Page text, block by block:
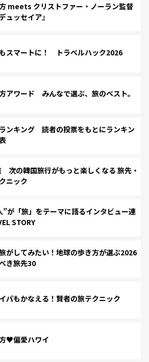
meets クリストファー・ノーラン監督
ュッセイア』
スマートに！ トラベルハック2026
アワード みんなで選ぶ、旅のベスト。
ンキング 読者の投票をもとにランキン
次の韓国旅行がもっと楽しくなる 旅先・
ニック
”が「旅」をテーマに語るインタビュー連
STORY
がしてみたい！地球の歩き方が選ぶ2026
き旅先30
パもかなえる！賢者の旅テクニック
♥偏愛ハワイ